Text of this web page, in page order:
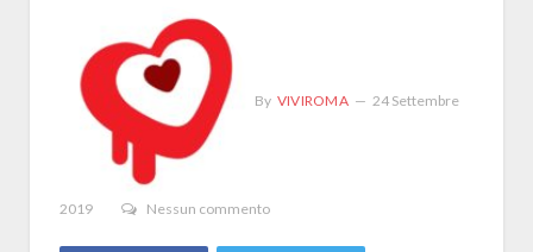
By VIVIROMA 24 Settembre
2019 Nessun commento